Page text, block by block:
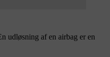
udløsning af en airbag er en